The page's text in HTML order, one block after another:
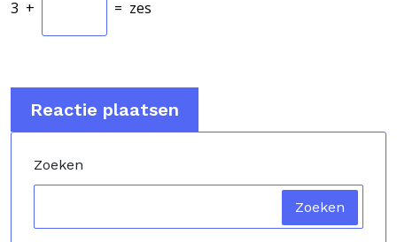
3 + = zes
Zoeken
Zoeken